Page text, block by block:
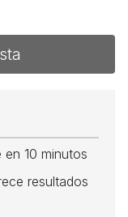
10 minutos
resultados